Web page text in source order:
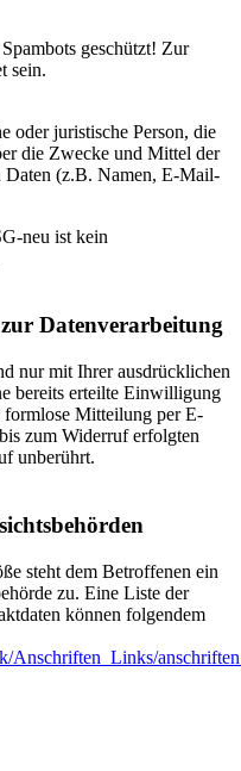
geschützt! Zur
sein.
oder juristische Person, die
die Zwecke und Mittel der
Daten (z.B. Namen, E-Mail-
neu ist kein
Datenverarbeitung
nur mit Ihrer ausdrücklichen
bereits erteilte Einwilligung
Mitteilung per E-
zum Widerruf erfolgten
unberührt.
steht dem Betroffenen ein
zu. Eine Liste der
können folgendem
Anschriften_Links/